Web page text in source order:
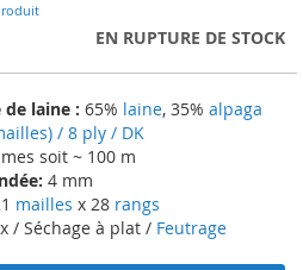
EN RUPTURE DE STOCK
laine : 65% laine, 35% alpaga
/ 8 ply / DK
soit ~ 100 m
4 mm
mailles x 28 rangs
/ Séchage à plat / Feutrage